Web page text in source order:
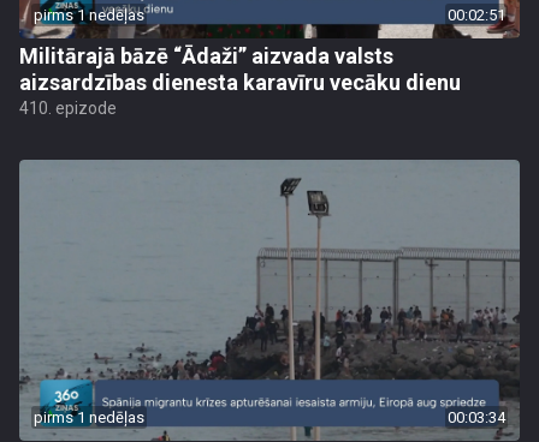
pirms 1 nedēļas 00:02:51
Militārajā bāzē “Ādaži” aizvada valsts
aizsardzības dienesta karavīru vecāku dienu
410. epizode
pirms 1 nedēļas 00:03:34